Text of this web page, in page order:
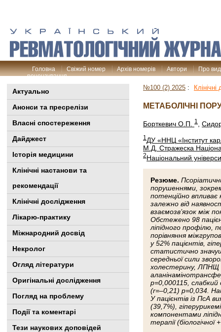
Головна Свіжий номер Архів номерів Автори
Про
рецензування
Актуально
Анонси та пресрелізи
Власні спостереження
Дайджест
Історія медицини
Клінiчні настанови та
рекомендації
Клінічні дослідження
Лікарю-практику
Міжнародний досвід
Некролог
Огляд літератури
Оригінальні дослідження
Погляд на проблему
Події та коментарі
Тези наукових доповідей
№100 (2) 2025 :
МЕТАБОЛІЧНІ
Борткевич О.П. 1
1ДУ «ННЦ «Інститут
М.Д. Стражеска
2Національний
Резюме.
порушеннями,
потенційно впливає
залежно від
взаємозв’язок між
Обстежено 98
ліпідного профілю,
порівняння
у 52% пацієнтів,
статистично
середньої сили
холестерину, ЛПНЩ
р=0,000115,
(r=–0,21) р=0,034.
У пацієнтів із ПсА
(39,7%),
компонентами
терапії